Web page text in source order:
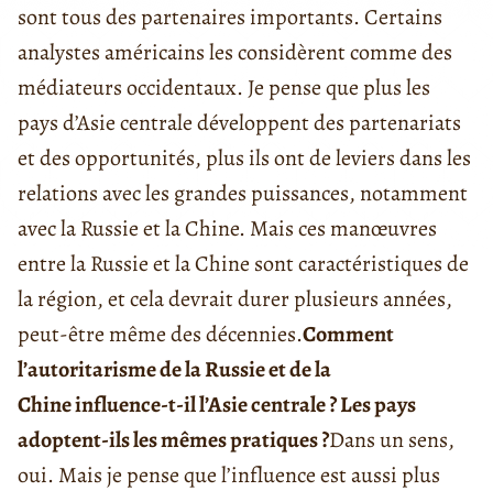
sont tous des partenaires importants. Certains
analystes américains les considèrent comme des
médiateurs occidentaux. Je pense que plus les
pays d’Asie centrale développent des partenariats
et des opportunités, plus ils ont de leviers dans les
relations avec les grandes puissances, notamment
avec la Russie et la Chine. Mais ces manœuvres
entre la Russie et la Chine sont caractéristiques de
la région, et cela devrait durer plusieurs années,
peut-être même des décennies.Comment
l’autoritarisme de la Russie et de la
Chine influence-t-il l’Asie centrale ? Les pays
adoptent-ils les mêmes pratiques ?Dans un sens,
oui. Mais je pense que l’influence est aussi plus